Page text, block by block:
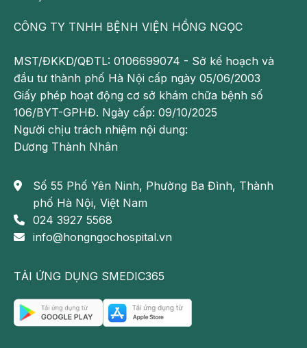
CÔNG TY TNHH BỆNH VIỆN HỒNG NGỌC
MST/ĐKKD/QĐTL: 0106699074 - Sở kế hoạch và
đầu tư thành phố Hà Nội cấp ngày 05/06/2003
Giấy phép hoạt động cơ sở khám chữa bệnh số
106/BYT-GPHĐ. Ngày cấp: 09/10/2025
Người chịu trách nhiệm nội dung:
Dương Thành Nhân
Số 55 Phố Yên Ninh, Phường Ba Đình, Thành
phố Hà Nội, Việt Nam
024 3927 5568
info@hongngochospital.vn
TẢI ỨNG DỤNG SMEDIC365